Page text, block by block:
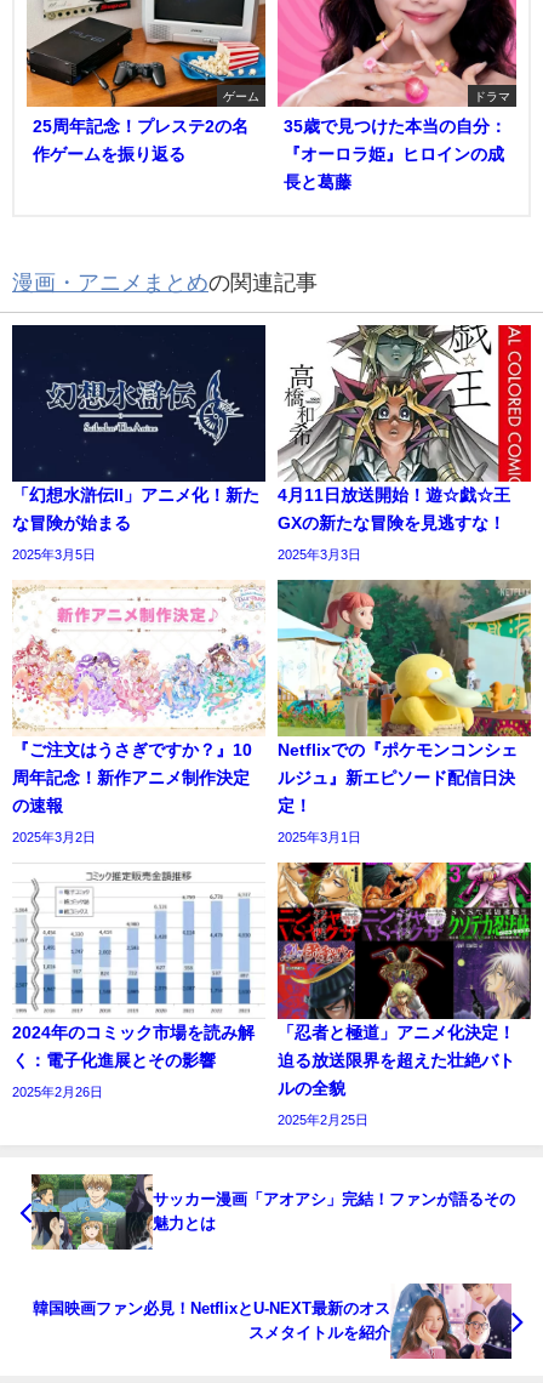
ゲーム
25周年記念！プレステ2の名
作ゲームを振り返る
ドラマ
35歳で見つけた本当の自分：
『オーロラ姫』ヒロインの成
長と葛藤
漫画・アニメまとめの関連記事
「幻想水滸伝II」アニメ化！新た
な冒険が始まる
2025年3月5日
4月11日放送開始！遊☆戯☆王
GXの新たな冒険を見逃すな！
2025年3月3日
『ご注文はうさぎですか？』10
周年記念！新作アニメ制作決定
の速報
2025年3月2日
Netflixでの『ポケモンコンシェ
ルジュ』新エピソード配信日決
定！
2025年3月1日
2024年のコミック市場を読み解
く：電子化進展とその影響
2025年2月26日
「忍者と極道」アニメ化決定！
迫る放送限界を超えた壮絶バト
ルの全貌
2025年2月25日
サッカー漫画「アオアシ」完結！ファンが語るその
魅力とは
韓国映画ファン必見！NetflixとU-NEXT最新のオス
スメタイトルを紹介